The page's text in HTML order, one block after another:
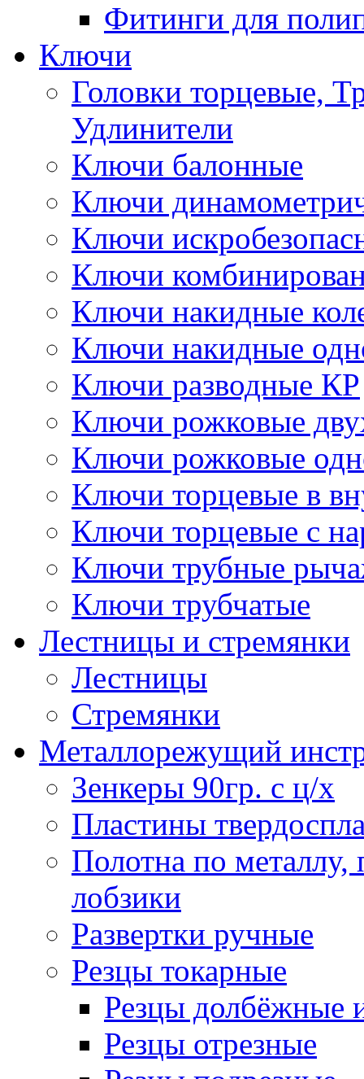
Фитинги для
Ключи
Головки торцевые,
Удлинители
Ключи балонные
Ключи
Ключи
Ключи
Ключи накидные
Ключи накидные
Ключи разводные КР
Ключи рожковые
Ключи рожковые
Ключи торцевые в
Ключи торцевые с
Ключи трубные
Ключи трубчатые
Лестницы и стремянки
Лестницы
Стремянки
Металлорежущий
Зенкеры 90гр. с ц/х
Пластины
Полотна по
лобзики
Развертки ручные
Резцы токарные
Резцы долбёжные
Резцы отрезные